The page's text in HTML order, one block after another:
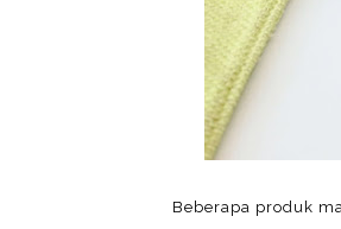
Beberapa produk